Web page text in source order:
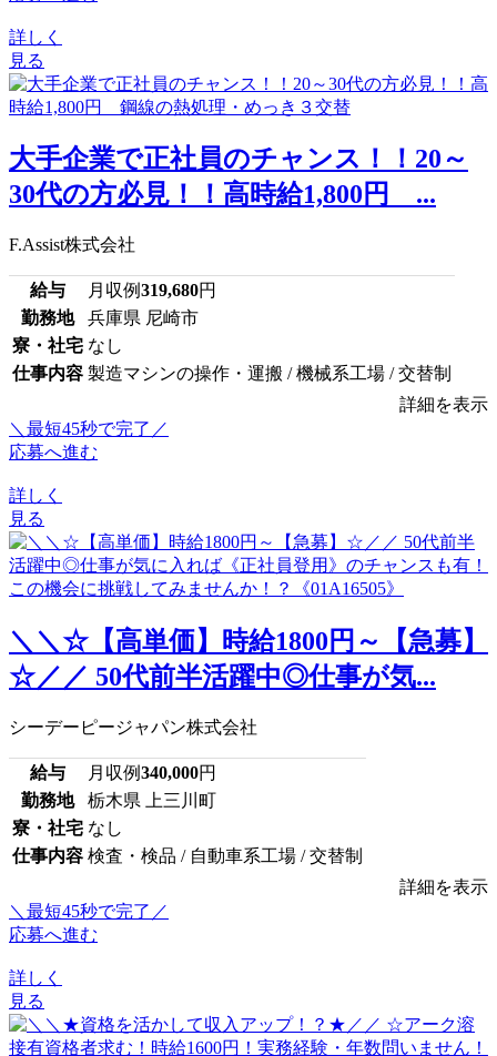
詳しく
見る
大手企業で正社員のチャンス！！20～
30代の方必見！！高時給1,800円 ...
F.Assist株式会社
給与 月収例319,680円
勤務地
兵庫県 尼崎市
寮・社宅 なし
仕事内容 製造マシンの操作・運搬 / 機械系工場 / 交替制
詳細を表示
＼最短45秒で完了／
応募へ進む
詳しく
見る
＼＼☆【高単価】時給1800円～【急募】
☆／／ 50代前半活躍中◎仕事が気...
シーデーピージャパン株式会社
給与 月収例340,000円
勤務地
栃木県 上三川町
寮・社宅 なし
仕事内容 検査・検品 / 自動車系工場 / 交替制
詳細を表示
＼最短45秒で完了／
応募へ進む
詳しく
見る